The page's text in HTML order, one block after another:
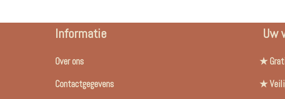
Informatie
Over ons
Contactgegevens
Uw
★
★